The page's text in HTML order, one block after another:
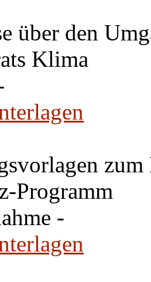
über den
Klima
zum
Programm
-